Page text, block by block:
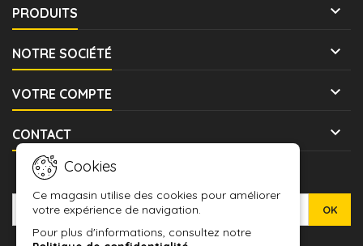
PRODUITS 
NOTRE SOCIÉTÉ 
VOTRE COMPTE 
CONTACT 
Cookies
Ce magasin utilise des cookies pour améliorer
votre expérience de navigation.
Pour plus d'informations, consultez notre
LETTRE D'INFORMATIONS